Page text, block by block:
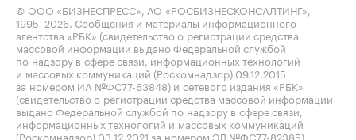
© ООО «БИЗНЕСПРЕСС», АО «РОСБИЗНЕСКОНСАЛТИНГ»,
1995–2026 . Сообщения и материалы информационного
агентства «РБК» (свидетельство о регистрации средства
массовой информации выдано Федеральной службой
по надзору в сфере связи, информационных технологий
и массовых коммуникаций (Роскомнадзор) 09.12.2015
за номером ИА №ФС77-63848) и сетевого издания «РБК»
(свидетельство о регистрации средства массовой информации
выдано Федеральной службой по надзору в сфере связи,
информационных технологий и массовых коммуникаций
(Роскомнадзор) 03.12.2021 за номером ЭЛ №ФС77-82385)